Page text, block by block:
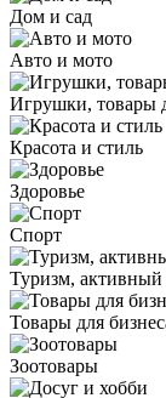
Дом и сад
Авто и мото
Игрушки, товары
Красота и стиль
Здоровье
Спорт
Туризм,
Товары для
Зоотовары